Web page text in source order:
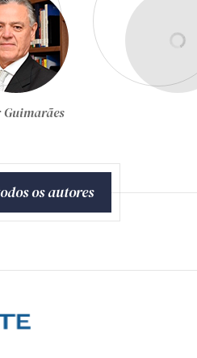
Moreira
os autores